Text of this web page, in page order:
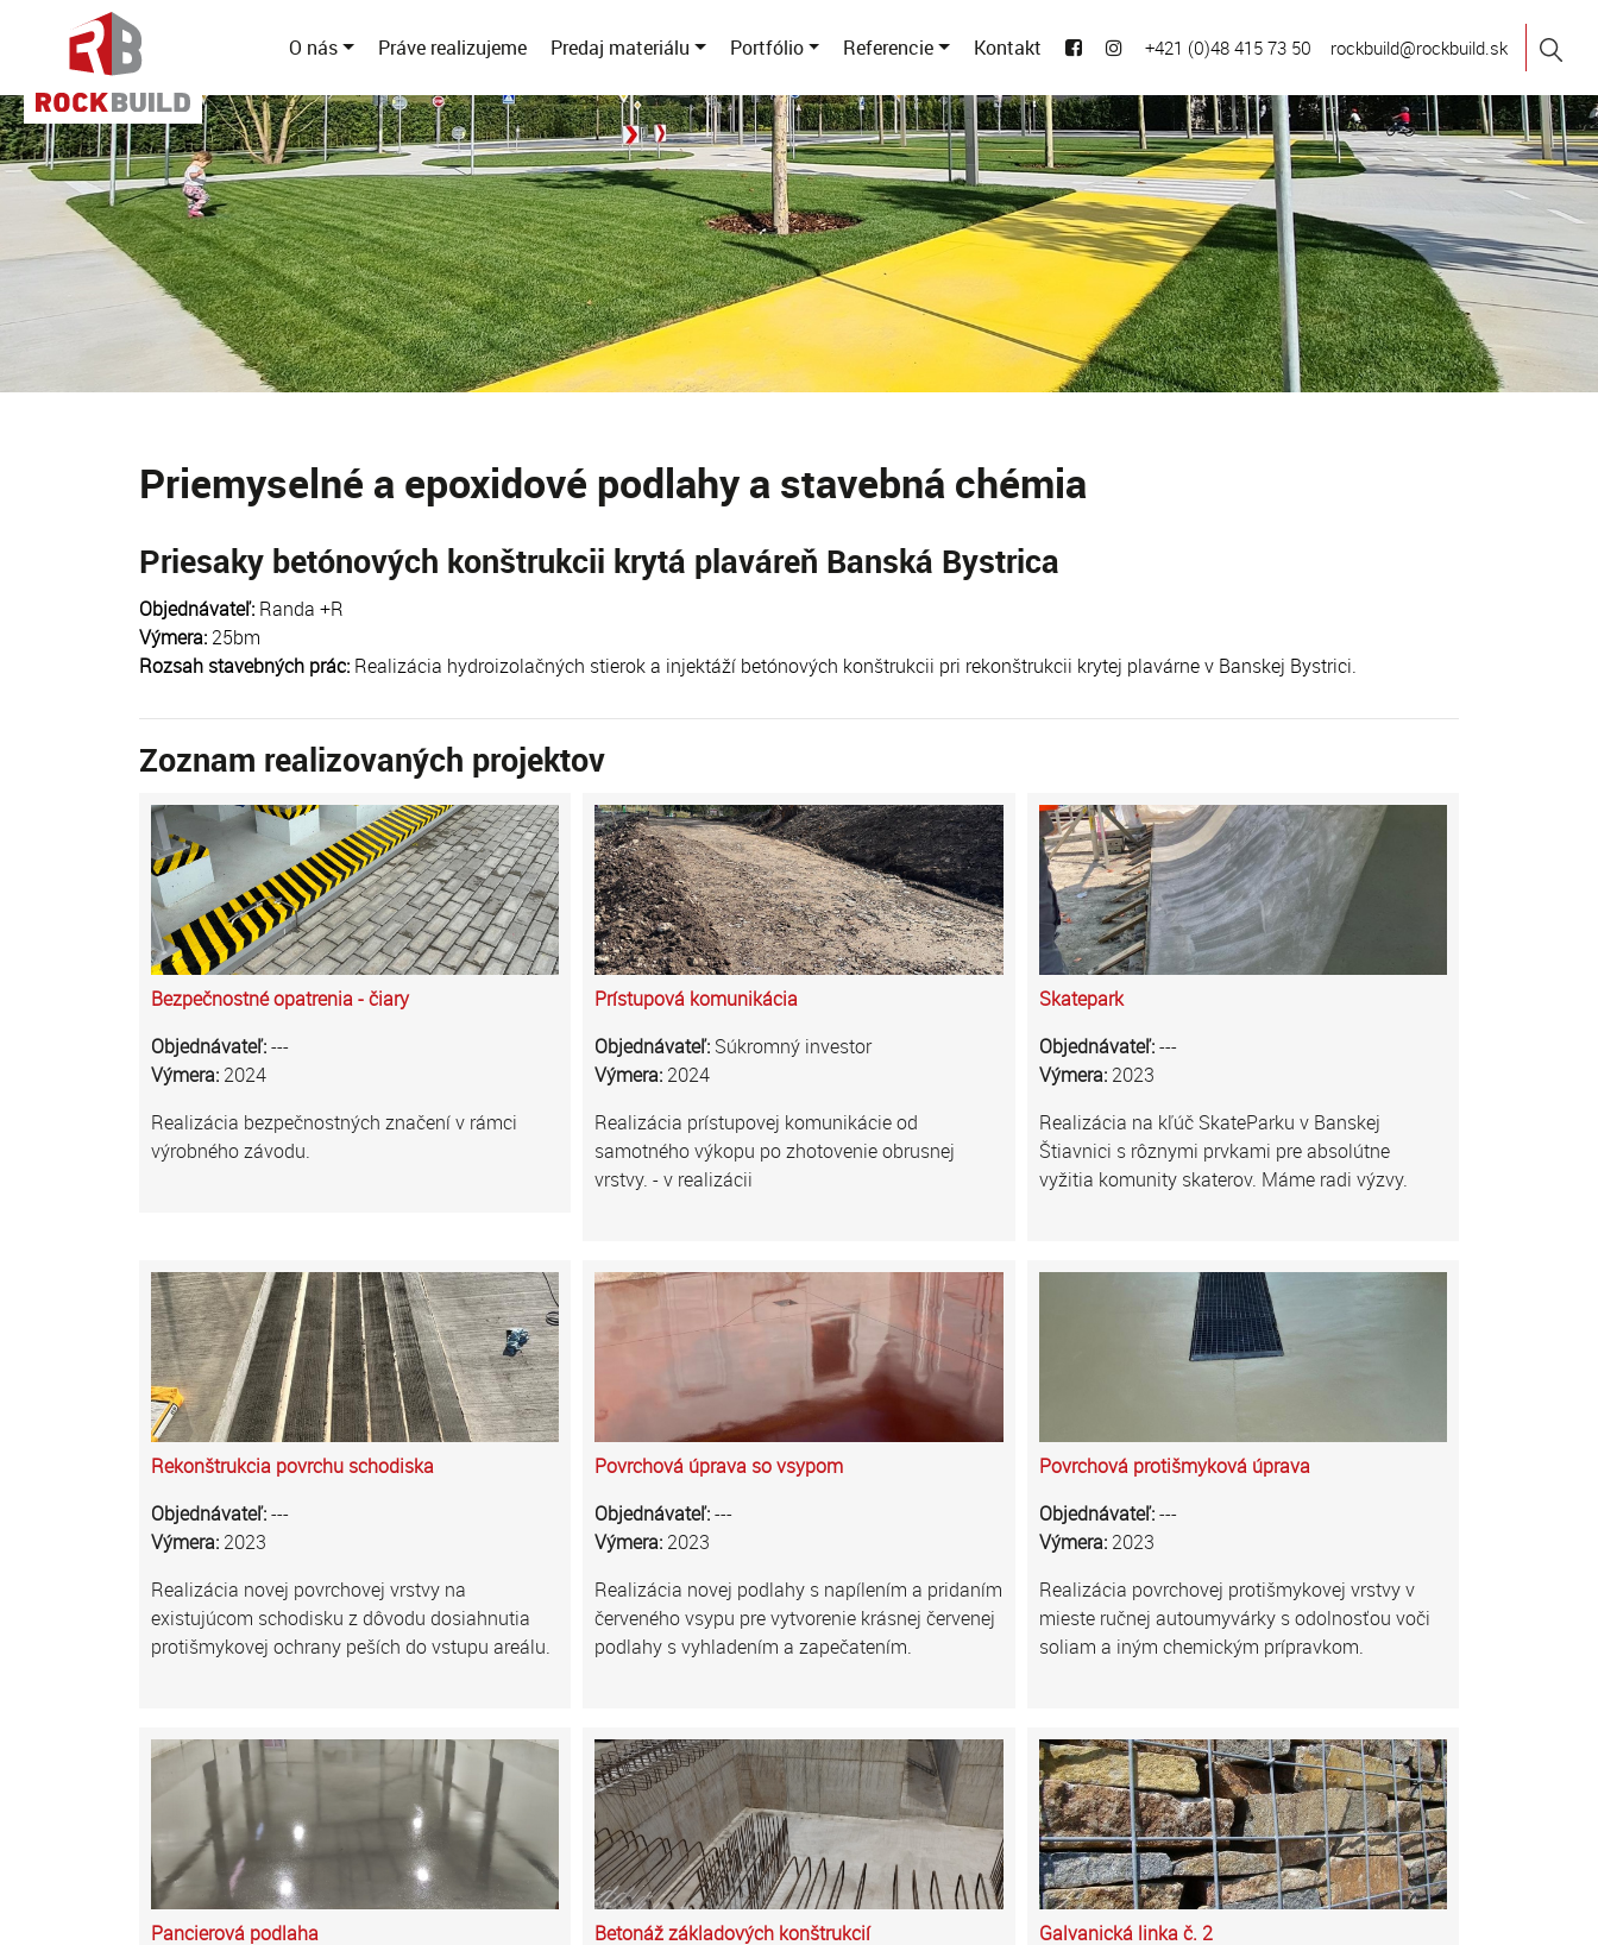
O nás Práve realizujeme Predaj materiálu Portfólio Referencie Kontakt +421 (0)48 415 73 50 rockbuild@rockbuild.sk
Priemyselné a epoxidové podlahy a stavebná chémia
Priesaky betónových konštrukcii krytá plaváreň Banská Bystrica
Objednávateľ: Randa +R
Výmera: 25bm
Rozsah stavebných prác: Realizácia hydroizolačných stierok a injektáží betónových konštrukcii pri rekonštrukcii krytej plavárne v Banskej Bystrici.
Zoznam realizovaných projektov
Bezpečnostné opatrenia - čiary
Objednávateľ:---
Výmera: 2024
Realizácia bezpečnostných značení v rámci
výrobného závodu.
Prístupová komunikácia
Objednávateľ: Súkromný investor
Výmera: 2024
Realizácia prístupovej komunikácie od
samotného výkopu po zhotovenie obrusnej
vrstvy. - v realizácii
Skatepark
Objednávateľ:---
Výmera:2023
Realizácia na kľúč SkateParku v Banskej
Štiavnici s rôznymi prvkami pre absolútne
vyžitia komunity skaterov. Máme radi výzvy.
Rekonštrukcia povrchu schodiska
Objednávateľ:---
Výmera: 2023
Realizácia novej povrchovej vrstvy na
existujúcom schodisku z dôvodu dosiahnutia
protišmykovej ochrany peších do vstupu areálu.
Povrchová úprava so vsypom
Objednávateľ:---
Výmera: 2023
Realizácia novej podlahy s napílením a pridaním
červeného vsypu pre vytvorenie krásnej červenej
podlahy s vyhladením a zapečatením.
Povrchová protišmyková úprava
Objednávateľ:---
Výmera:2023
Realizácia povrchovej protišmykovej vrstvy v
mieste ručnej autoumyvárky s odolnosťou voči
soliam a iným chemickým prípravkom.
Pancierová podlaha
Betonáž základových konštrukcií
Galvanická linka č. 2